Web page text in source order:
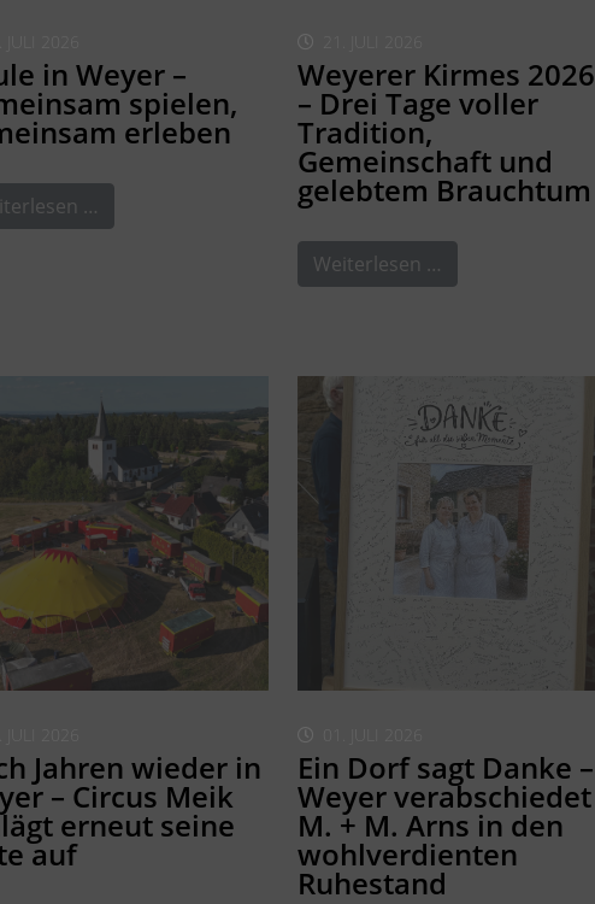
in Weyer –
spielen,
erleben
…
Weyerer Kirmes 2026
– Drei Tage voller
Tradition,
Gemeinschaft und
gelebtem Brauchtum
Weiterlesen …
Jahren wieder in
– Circus Meik
erneut seine
auf
Ein Dorf sagt Danke –
Weyer verabschiedet
M. + M. Arns in den
wohlverdienten
Ruhestand